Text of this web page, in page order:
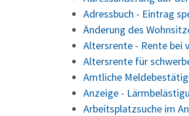
Adressbuch - Eintrag
Änderung des
Altersrente - Rente bei
Altersrente für
Amtliche
Anzeige -
Arbeitsplatzsuche im